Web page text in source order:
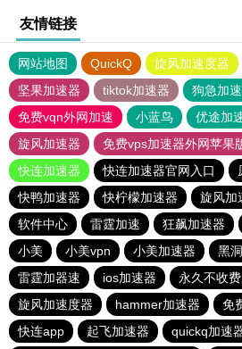
友情链接
网站地图 QuickQ 旋风加速度器
坚果加速器
tiktok加速器
狗急加
免费vqn外网加速
小蓝鸟 优途加
旋风加速器
免费vps加速器外网苹果
快连加速器
快连加速器官网入口
快鸭加速器
快柠檬加速器 旋风加
软件中心
雷霆加速 狂飙加速器
小美
小美vpn 小美加速器
黑
雷霆加器速
ios加速器
永久不收
旋风加速度器
hammer加速器
免
快连app
起飞加速器
quickq加速